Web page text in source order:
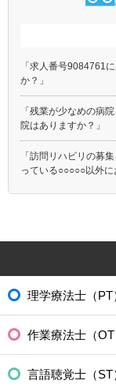
「求人番号9084761
か？」
「残業が少なめの病
院はありますか？」
「訪問リハビリの募
っている○○○○○以外に
理学療法士（PT
作業療法士（OT
言語聴覚士（ST